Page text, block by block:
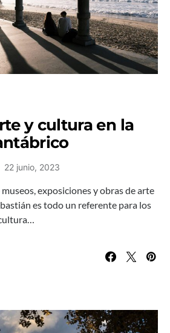
y cultura en la
22 junio, 2023
exposiciones y obras de arte
es todo un referente para los